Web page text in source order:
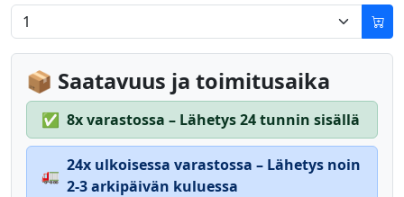
📦 Saatavuus ja toimitusaika
✅ 8x varastossa – Lähetys 24 tunnin sisällä
🚛
24x ulkoisessa varastossa – Lähetys noin
2-3 arkipäivän kuluessa